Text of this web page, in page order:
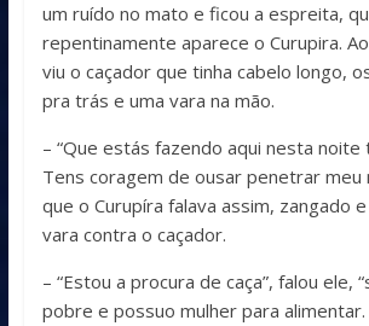
um ruído no mato e ficou a espreita,
repentinamente aparece o Curupira.
viu o caçador que tinha cabelo longo,
pra trás e uma vara na mão.
– “Que estás fazendo aqui nesta noite
Tens coragem de ousar penetrar meu
que o Curupíra falava assim, zangado
vara contra o caçador.
– “Estou a procura de caça”, falou ele,
pobre e possuo mulher para alimentar.